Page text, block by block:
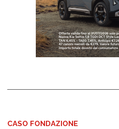
CASO FONDAZIONE